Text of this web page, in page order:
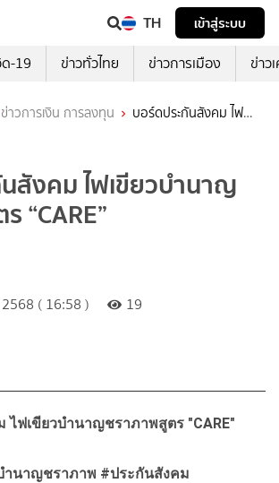
TH
เข้าสู่ระบบ
ด-19 ข่าวทั่วไทย ข่าวการเมือง ข่าว
ข่าวการเงิน การลงทุน
บอร์ดประกันสังคม ไฟ
“CARE”
สังคม ไฟเขียวบำนาญ
“CARE”
( 16:58 )
19
ไฟเขียวบำนาญชราภาพสูตร "CARE"
นาญชราภาพ #ประกันสังคม